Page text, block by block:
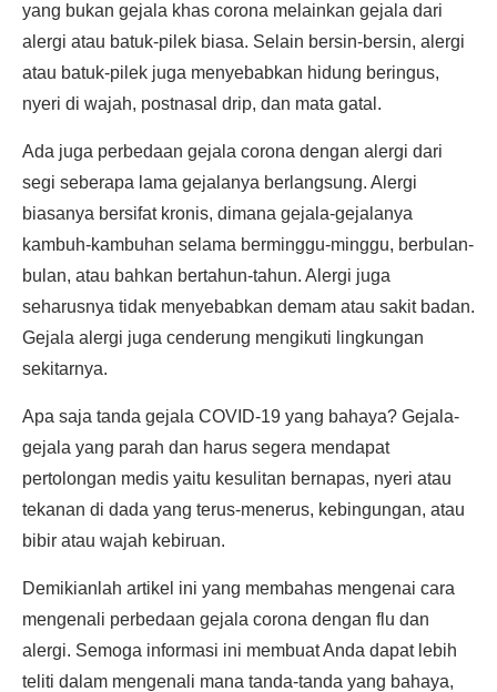
yang bukan gejala khas corona melainkan gejala dari
alergi atau batuk-pilek biasa. Selain bersin-bersin, alergi
atau batuk-pilek juga menyebabkan hidung beringus,
nyeri di wajah, postnasal drip, dan mata gatal.
Ada juga perbedaan gejala corona dengan alergi dari
segi seberapa lama gejalanya berlangsung. Alergi
biasanya bersifat kronis, dimana gejala-gejalanya
kambuh-kambuhan selama berminggu-minggu, berbulan-
bulan, atau bahkan bertahun-tahun. Alergi juga
seharusnya tidak menyebabkan demam atau sakit badan.
Gejala alergi juga cenderung mengikuti lingkungan
sekitarnya.
Apa saja tanda gejala COVID-19 yang bahaya? Gejala-
gejala yang parah dan harus segera mendapat
pertolongan medis yaitu kesulitan bernapas, nyeri atau
tekanan di dada yang terus-menerus, kebingungan, atau
bibir atau wajah kebiruan.
Demikianlah artikel ini yang membahas mengenai cara
mengenali perbedaan gejala corona dengan flu dan
alergi. Semoga informasi ini membuat Anda dapat lebih
teliti dalam mengenali mana tanda-tanda yang bahaya,